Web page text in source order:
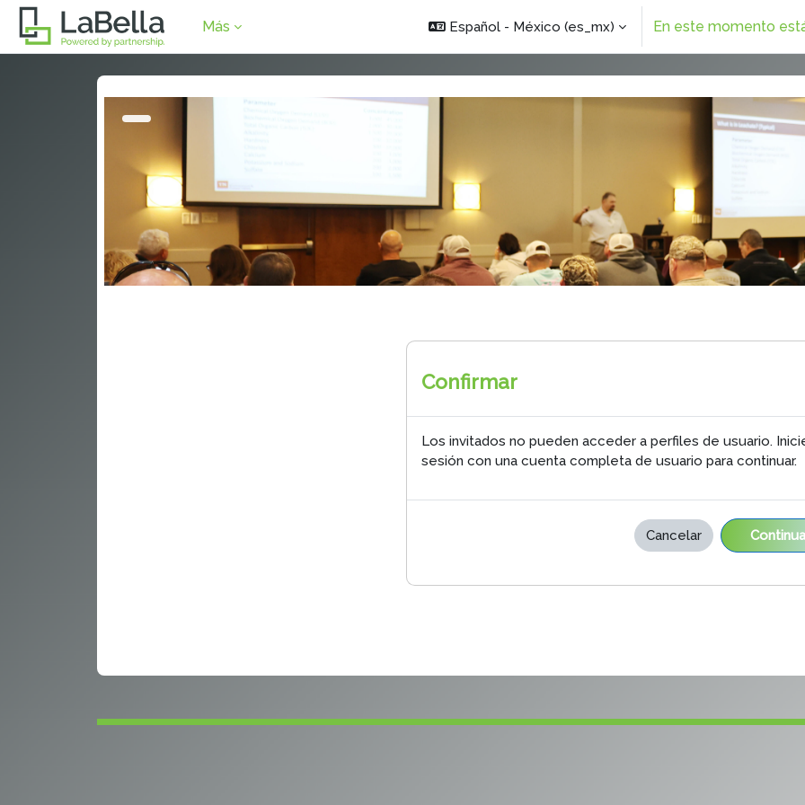
Saltar al contenido principal
Más Español - México ‎(es_mx)‎ En este momento
Confirmar
Los invitados no pueden acceder a perfiles de usuario.
sesión con una cuenta completa de usuario para continuar.
Cancelar